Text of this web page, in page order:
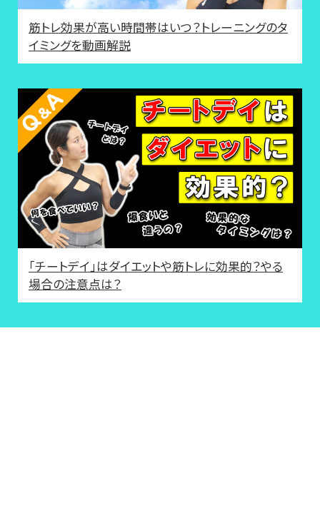
筋トレ効果が高い時間帯はいつ？トレーニングのタ
イミングを動画解説
「チートデイ」はダイエットや筋トレに効果的？やる
場合の注意点は？